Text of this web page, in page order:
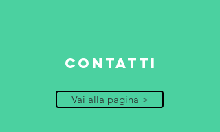
contatti
Vai alla pagina >